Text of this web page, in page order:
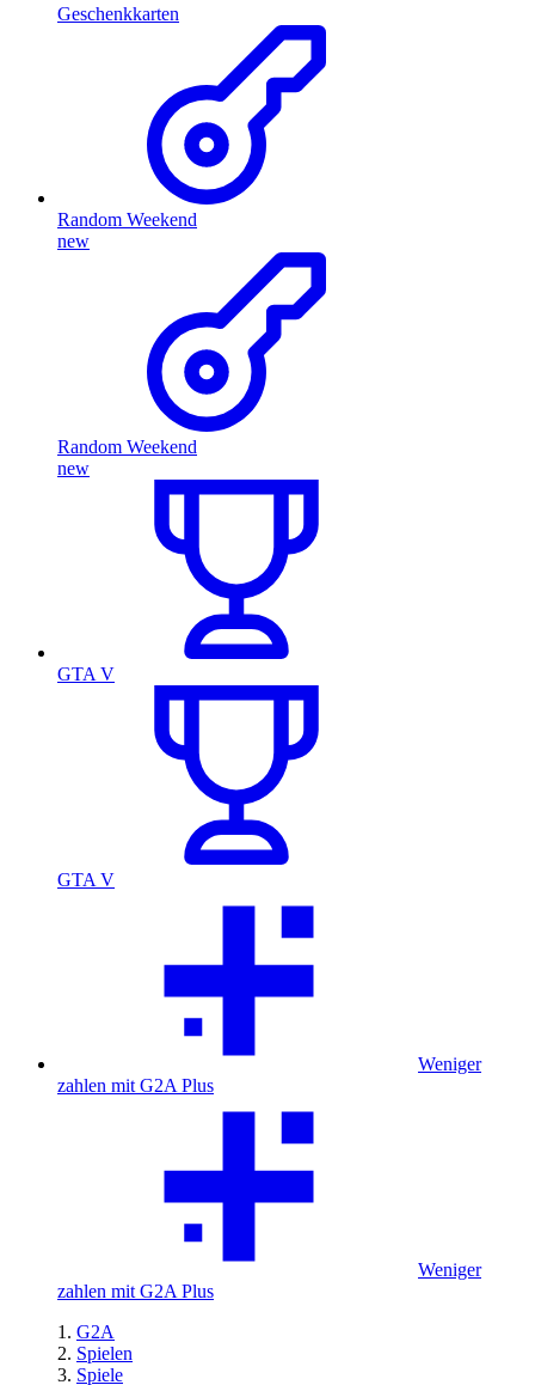
Geschenkkarten
Random Weekend
new
Random Weekend
new
GTA V
GTA V
Weniger
zahlen mit G2A Plus
Weniger
zahlen mit G2A Plus
G2A
Spielen
Spiele